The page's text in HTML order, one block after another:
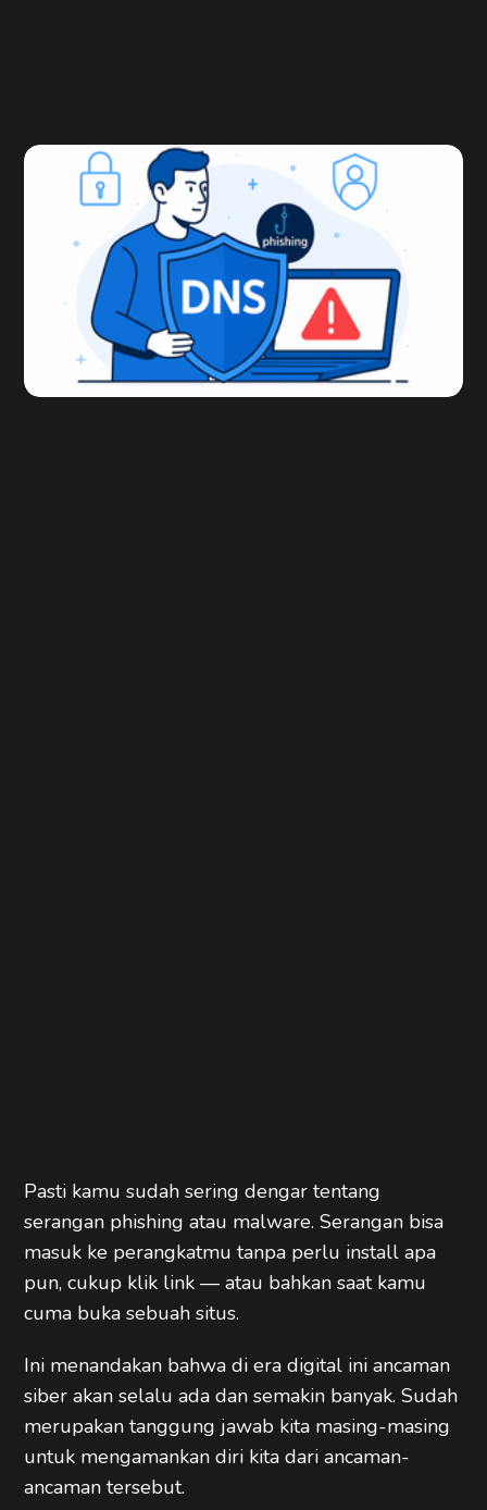
Pasti kamu sudah sering dengar tentang
serangan phishing atau malware. Serangan bisa
masuk ke perangkatmu tanpa perlu install apa
pun, cukup klik link — atau bahkan saat kamu
cuma buka sebuah situs.
Ini menandakan bahwa di era digital ini ancaman
siber akan selalu ada dan semakin banyak. Sudah
merupakan tanggung jawab kita masing-masing
untuk mengamankan diri kita dari ancaman-
ancaman tersebut.